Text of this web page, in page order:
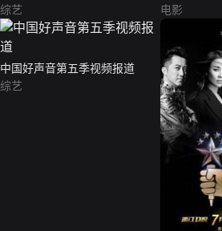
综艺
电影
中国好声音第五季视频报道
综艺